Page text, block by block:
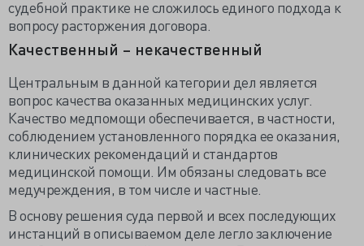
судебной практике не сложилось единого подхода к
вопросу расторжения договора.
Качественный – некачественный
Центральным в данной категории дел является
вопрос качества оказанных медицинских услуг.
Качество медпомощи обеспечивается, в частности,
соблюдением установленного порядка ее оказания,
клинических рекомендаций и стандартов
медицинской помощи. Им обязаны следовать все
медучреждения, в том числе и частные.
В основу решения суда первой и всех последующих
инстанций в описываемом деле легло заключение